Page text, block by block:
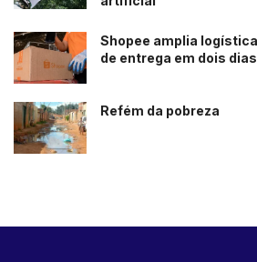
Shopee amplia
de entrega em dois
Refém da pobreza